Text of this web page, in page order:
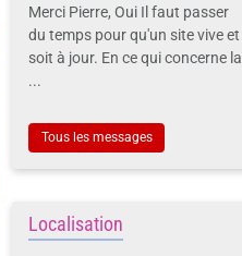
Merci Pierre, Oui Il faut passer
du temps pour qu'un site vive et
soit à jour. En ce qui concerne la
...
Tous les messages
Localisation